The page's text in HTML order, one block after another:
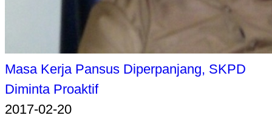
Masa Kerja Pansus Diperpanjang, SKPD
Diminta Proaktif
2017-02-20